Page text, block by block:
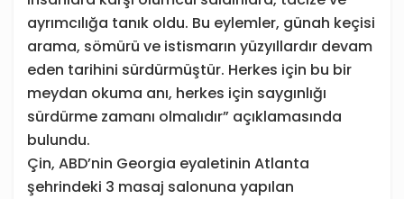
ayrımcılığa tanık oldu. Bu eylemler, günah keçisi
arama, sömürü ve istismarın yüzyıllardır devam
eden tarihini sürdürmüştür. Herkes için bu bir
meydan okuma anı, herkes için saygınlığı
sürdürme zamanı olmalıdır” açıklamasında
bulundu.
Çin, ABD’nin Georgia eyaletinin Atlanta
şehrindeki 3 masaj salonuna yapılan